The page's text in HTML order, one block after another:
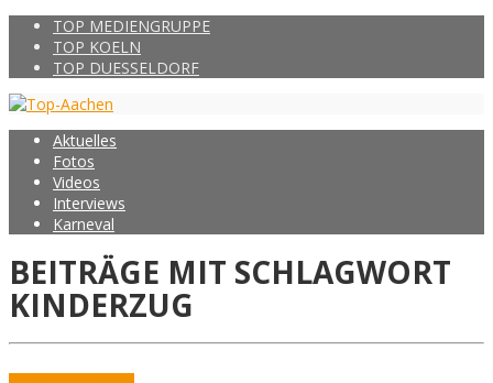
TOP MEDIENGRUPPE
TOP KOELN
TOP DUESSELDORF
Aktuelles
Fotos
Videos
Interviews
Karneval
BEITRÄGE MIT SCHLAGWORT
KINDERZUG